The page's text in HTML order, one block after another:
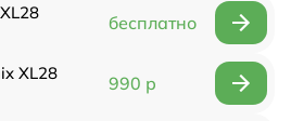
бесплатно
XL28
990 р